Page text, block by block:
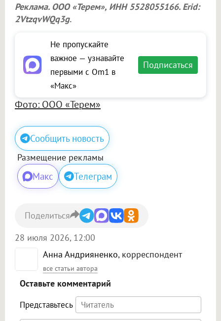
Реклама. ООО «Терем», ИНН 5528055166. Erid:
2VtzqvWQq3g.
Не пропускайте
важное — узнавайте
первыми с Om1 в
«Макс»
Подписаться
Фото: ООО «Терем»
Сообщить новость
Размещение рекламы
Макс Телеграм
Анна Андрияненко, корреспондент
все статьи автора
28 июля 2026, 12:00
Поделиться
Оставьте комментарий
Представьтесь